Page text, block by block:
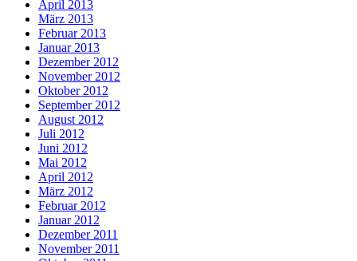
April 2013
März 2013
Februar 2013
Januar 2013
Dezember 2012
November 2012
Oktober 2012
September 2012
August 2012
Juli 2012
Juni 2012
Mai 2012
April 2012
März 2012
Februar 2012
Januar 2012
Dezember 2011
November 2011